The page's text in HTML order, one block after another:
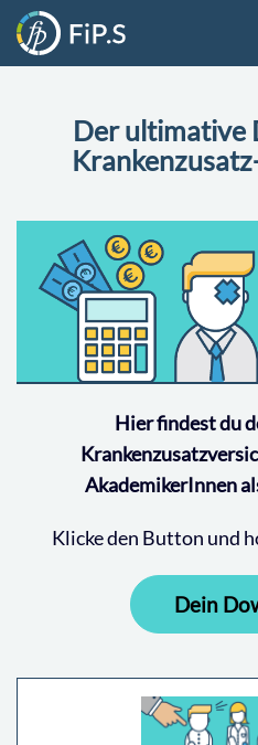
Der ultimative
Hier findest du
AkademikerInnen
Klicke den Button und
Dein